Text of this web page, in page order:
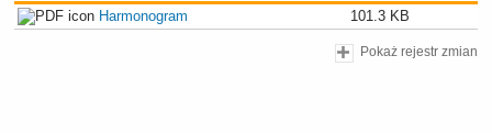
Harmonogram
101.3 KB
Pokaż rejestr zmian